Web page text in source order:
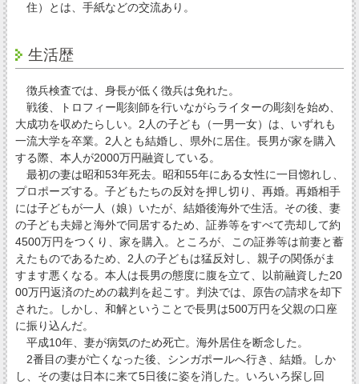
住）とは、手紙などの交流あり。
生活歴
徴兵検査では、身長が低く徴兵は免れた。
戦後、トロフィー彫刻師を行いながらライターの彫刻を始め、
大成功を収めたらしい。2人の子ども（一男一女）は、いずれも
一流大学を卒業。2人とも結婚し、県外に居住。長男が家を購入
する際、本人が2000万円融資している。
最初の妻は昭和53年死去。昭和55年にある女性に一目惚れし、
プロポーズする。子どもたちの反対を押し切り、再婚。再婚相手
には子どもが一人（娘）いたが、結婚後海外で生活。その後、妻
の子ども夫婦と海外で同居するため、証券等をすべて売却して約
4500万円をつくり、家を購入。ところが、この証券等は前妻と蓄
えたものであるため、2人の子どもは猛反対し、親子の関係がま
すます悪くなる。本人は長男の態度に腹を立て、以前融資した20
00万円返済のための裁判を起こす。判決では、原告の請求を却下
された。しかし、和解ということで長男は500万円を父親の口座
に振り込んだ。
平成10年、妻が病気のため死亡。海外居住を断念した。
2番目の妻が亡くなった後、シンガポールへ行き、結婚。しか
し、その妻は日本に来て5日後に姿を消した。いろいろ探し回